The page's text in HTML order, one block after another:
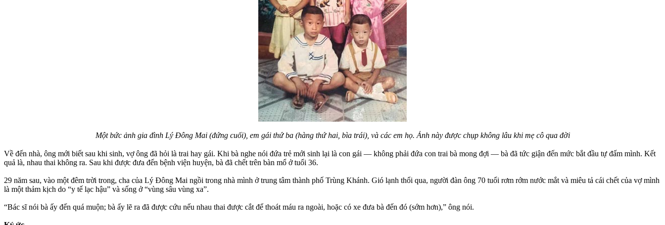
Một bức ảnh gia đình Lý Đông Mai (đứng cuối), em gái thứ ba (hàng thứ hai, bìa trái), và các em họ. Ảnh này được chụp không lâu khi mẹ cô qua đời
Về đến nhà, ông mới biết sau khi sinh, vợ ông đã hỏi là trai hay gái. Khi bà nghe nói đứa trẻ mới sinh lại là con gái — không phải đứa con trai bà mong đợi — bà đã tức giận đến mức bắt đầu tự đấm mình. Kết
quả là, nhau thai không ra. Sau khi được đưa đến bệnh viện huyện, bà đã chết trên bàn mổ ở tuổi 36.
29 năm sau, vào một đêm trời trong, cha của Lý Đông Mai ngồi trong nhà mình ở trung tâm thành phố Trùng Khánh. Gió lạnh thổi qua, người đàn ông 70 tuổi rơm rớm nước mắt và miêu tả cái chết của vợ mình
là một thảm kịch do “y tế lạc hậu” và sống ở “vùng sâu vùng xa”.
“Bác sĩ nói bà ấy đến quá muộn; bà ấy lẽ ra đã được cứu nếu nhau thai được cắt để thoát máu ra ngoài, hoặc có xe đưa bà đến đó (sớm hơn),” ông nói.